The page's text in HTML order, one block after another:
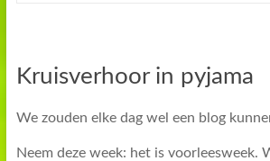
Kruisverhoor in pyjama
We zouden elke dag wel een blog
Neem deze week: het is voorleesweek.